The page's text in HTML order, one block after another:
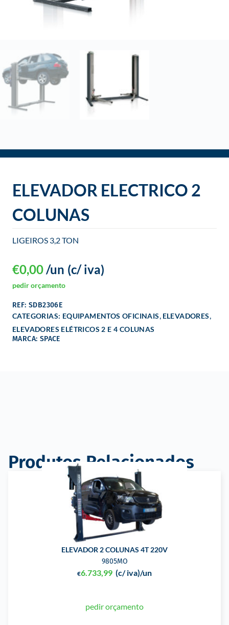
ELEVADOR ELECTRICO 2
COLUNAS
LIGEIROS 3,2 TON
€0,00 (c/ iva)
/un
pedir orçamento
REF: SDB2306E
CATEGORIAS: EQUIPAMENTOS OFICINAIS, ELEVADORES,
ELEVADORES ELÉTRICOS 2 E 4 COLUNAS
MARCA: SPACE
Produtos Relacionados
ELEVADOR 2 COLUNAS 4T 220V
9805MO
€6.733,99 (c/ iva)/un
pedir orçamento